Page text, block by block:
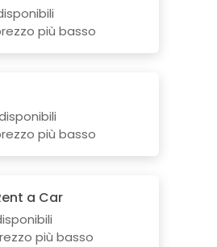
più basso
più basso
a Car
più basso